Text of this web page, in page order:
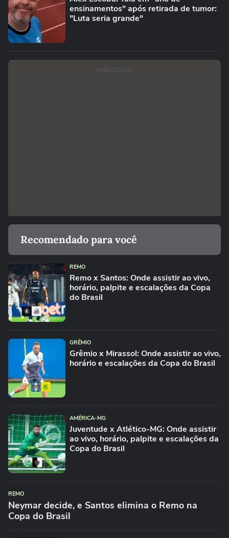
ensinamentos" após retirada de tumor:
"Luta seria grande"
PUBLICIDADE
Recomendado para você
REMO
Remo x Santos: Onde assistir ao vivo,
horário, palpite e escalações da Copa
do Brasil
GRÊMIO
Grêmio x Mirassol: Onde assistir ao vivo,
horário e escalações da Copa do Brasil
AMÉRICA-MG
Juventude x Atlético-MG: Onde assistir
ao vivo, horário, palpite e escalações da
Copa do Brasil
REMO
Neymar decide, e Santos elimina o Remo na
Copa do Brasil